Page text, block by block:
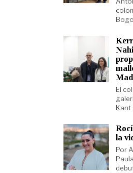
El
Kant
la
Por